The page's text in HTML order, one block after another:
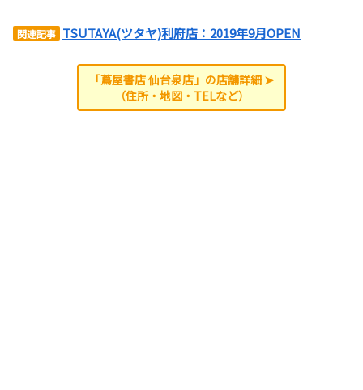
関連記事 TSUTAYA(ツタヤ)利府店：2019年9月OPEN
「蔦屋書店 仙台泉店」の店舗詳細 ➤
（住所・地図・TELなど）